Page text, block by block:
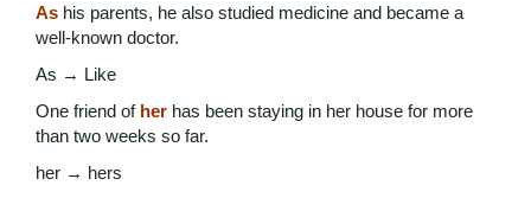
As his parents, he also studied medicine and became a
well-known doctor.
As → Like
One friend of her has been staying in her house for more
than two weeks so far.
her → hers